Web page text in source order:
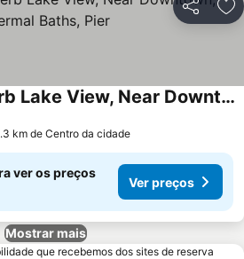
Partilhar
Appart T3 - Superb Lake View, Near Downtown, Thermal Baths, Pier
km de Centro da cidade
ver os preços
Ver preços
Mostrar mais
que recebemos dos sites de reserva